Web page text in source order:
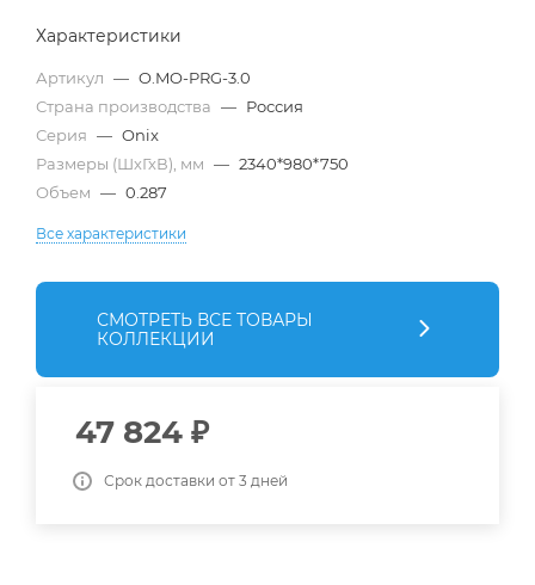
Характеристики
Артикул — O.MO-PRG-3.0
Страна производства — Россия
Серия — Onix
Размеры (ШхГхВ), мм — 2340*980*750
Объем — 0.287
Все характеристики
СМОТРЕТЬ ВСЕ ТОВАРЫ
КОЛЛЕКЦИИ
47 824 ₽
Срок доставки от 3 дней